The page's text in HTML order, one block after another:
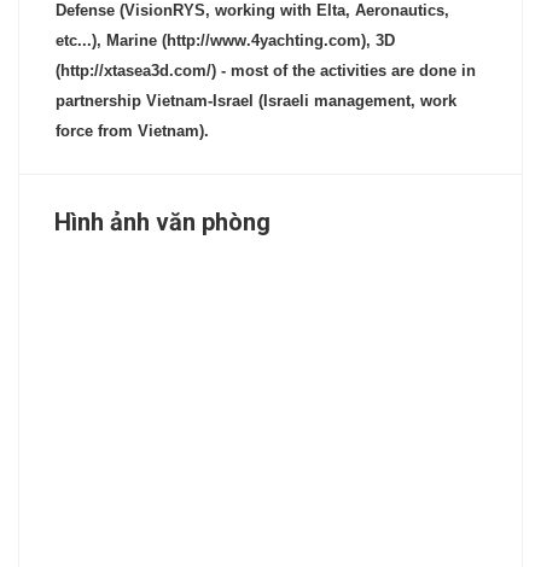
Defense (VisionRYS, working with Elta, Aeronautics,
etc...), Marine (http://www.4yachting.com), 3D
(http://xtasea3d.com/) - most of the activities are done in
partnership Vietnam-Israel (Israeli management, work
force from Vietnam).
Hình ảnh văn phòng